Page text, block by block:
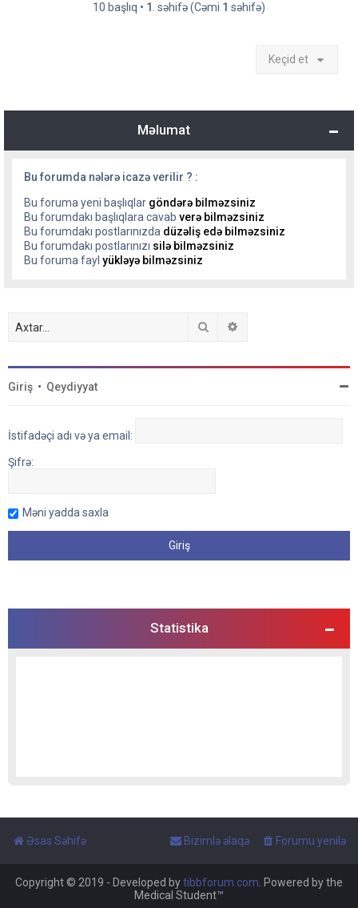
10 başlıq • 1 . səhifə (Cəmi 1 səhifə)
Keçid et
Məlumat
Bu forumda nələrə icazə verilir ? :
Bu foruma yeni başlıqlar göndərə bilməzsiniz
Bu forumdakı başlıqlara cavab verə bilməzsiniz
Bu forumdakı postlarınızda düzəliş edə bilməzsiniz
Bu forumdakı postlarınızı silə bilməzsiniz
Bu foruma fayl yükləyə bilməzsiniz
Axtar
Giriş • Qeydiyyat
İstifadəçi adı və ya email:
Şifrə:
Məni yadda saxla
Statistika
Əsas Səhifə Forumu yenilə
Bizimlə əlaqə
Copyright © 2019 - Developed bytibbforum.com . Powered by the
Medical Student™